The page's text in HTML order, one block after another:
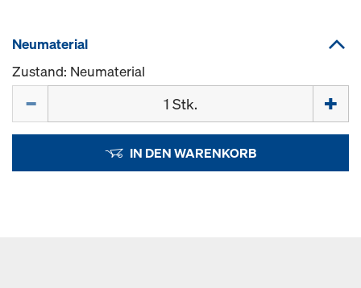
Neumaterial
Zustand: Neumaterial
IN DEN WARENKORB